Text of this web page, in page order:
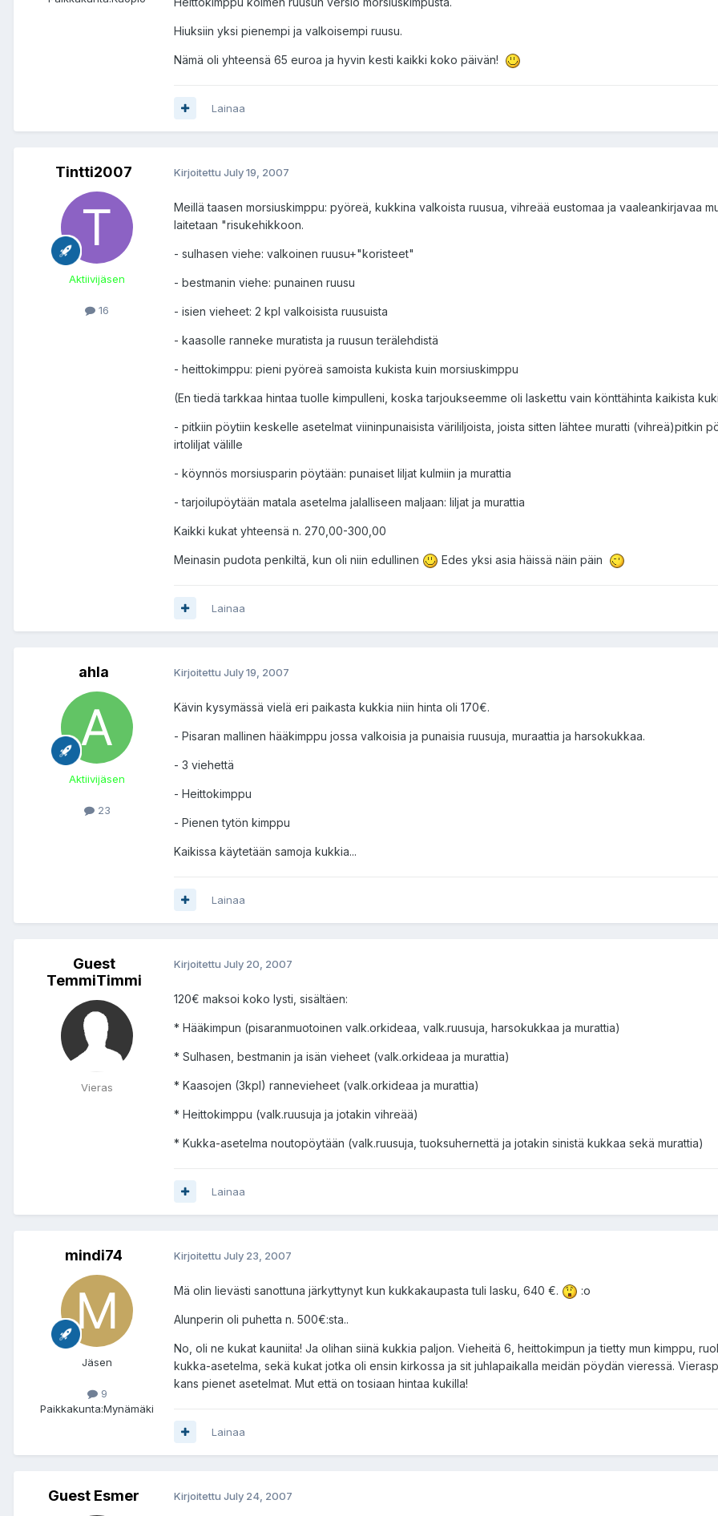
Hiuksiin yksi pienempi ja valkoisempi ruusu.
Nämä oli yhteensä 65 euroa ja hyvin kesti kaikki koko päivän!
Lainaa
Tintti2007
Aktiivijäsen
16
Kirjoitettu July 19, 2007
Meillä taasen morsiuskimppu: pyöreä, kukkina valkoista ruusua, vihreää eustomaa ja vaaleankirjavaa
laitetaan "risukehikkoon.
- sulhasen viehe: valkoinen ruusu+"koristeet"
- bestmanin viehe: punainen ruusu
- isien vieheet: 2 kpl valkoisista ruusuista
- kaasolle ranneke muratista ja ruusun terälehdistä
- heittokimppu: pieni pyöreä samoista kukista kuin morsiuskimppu
(En tiedä tarkkaa hintaa tuolle kimpulleni, koska tarjoukseemme oli laskettu vain könttähinta kaikista
- pitkiin pöytiin keskelle asetelmat viininpunaisista värililjoista, joista sitten lähtee muratti (vihreä)pitkin
irtoliljat välille
- köynnös morsiusparin pöytään: punaiset liljat kulmiin ja murattia
- tarjoilupöytään matala asetelma jalalliseen maljaan: liljat ja murattia
Kaikki kukat yhteensä n. 270,00-300,00
Meinasin pudota penkiltä, kun oli niin edullinen Edes yksi asia häissä näin päin
Lainaa
ahla
Aktiivijäsen
23
Kirjoitettu July 19, 2007
Kävin kysymässä vielä eri paikasta kukkia niin hinta oli 170€.
- Pisaran mallinen hääkimppu jossa valkoisia ja punaisia ruusuja, muraattia ja harsokukkaa.
- 3 viehettä
- Heittokimppu
- Pienen tytön kimppu
Kaikissa käytetään samoja kukkia...
Lainaa
Guest
TemmiTimmi
Vieras
Kirjoitettu July 20, 2007
120€ maksoi koko lysti, sisältäen:
* Hääkimpun (pisaranmuotoinen valk.orkideaa, valk.ruusuja, harsokukkaa ja murattia)
* Sulhasen, bestmanin ja isän vieheet (valk.orkideaa ja murattia)
* Kaasojen (3kpl) rannevieheet (valk.orkideaa ja murattia)
* Heittokimppu (valk.ruusuja ja jotakin vihreää)
* Kukka-asetelma noutopöytään (valk.ruusuja, tuoksuhernettä ja jotakin sinistä kukkaa sekä murattia)
Lainaa
mindi74
Jäsen
9
Paikkakunta:Mynämäki
Kirjoitettu July 23, 2007
Mä olin lievästi sanottuna järkyttynyt kun kukkakaupasta tuli lasku, 640 €. :o
Alunperin oli puhetta n. 500€:sta..
No, oli ne kukat kauniita! Ja olihan siinä kukkia paljon. Vieheitä 6, heittokimpun ja tietty mun kimppu,
kukka-asetelma, sekä kukat jotka oli ensin kirkossa ja sit juhlapaikalla meidän pöydän vieressä.
kans pienet asetelmat. Mut että on tosiaan hintaa kukilla!
Lainaa
Guest Esmer Kirjoitettu July 24, 2007